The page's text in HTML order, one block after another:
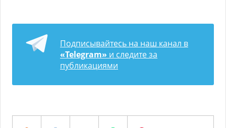
Подписывайтесь на наш канал в
«Telegram» и следите за
публикациями